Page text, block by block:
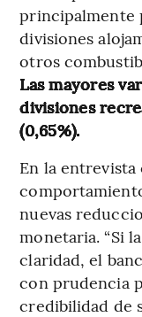
principalmente
divisiones
otros
Las mayores
divisiones
(0,65%).
En la entrevista
nuevas
monetaria. “Si
claridad, el
con prudencia
credibilidad de